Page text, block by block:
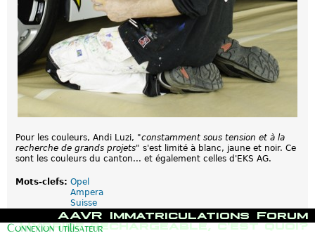
Pour les couleurs, Andi Luzi, "constamment sous tension et à la
recherche de grands projets" s'est limité à blanc, jaune et noir. Ce
sont les couleurs du canton... et également celles d'EKS AG.
Mots-clefs: Opel
Ampera
Suisse
M
e
Forum
Immatriculations
AAVR
Hybride rechargeable, c'est quoi?
Connexion utilisateur